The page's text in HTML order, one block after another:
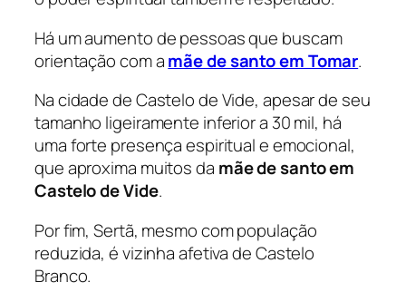
Há um aumento de pessoas que buscam
orientação com amãe de santo em Tomar.
Na cidade de Castelo de Vide, apesar de seu
tamanho ligeiramente inferior a 30 mil, há
uma forte presença espiritual e emocional,
que aproxima muitos da mãe de santo em
Castelo de Vide.
Por fim, Sertã, mesmo com população
reduzida, é vizinha afetiva de Castelo
Branco.